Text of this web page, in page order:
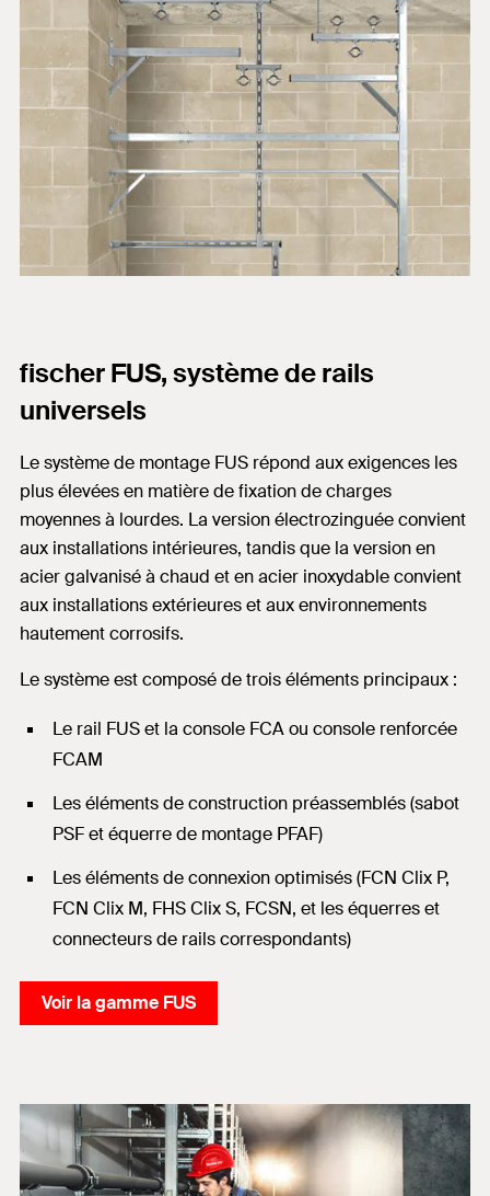
fischer FUS, système de rails
universels
Le système de montage FUS répond aux exigences les
plus élevées en matière de fixation de charges
moyennes à lourdes. La version électrozinguée convient
aux installations intérieures, tandis que la version en
acier galvanisé à chaud et en acier inoxydable convient
aux installations extérieures et aux environnements
hautement corrosifs.
Le système est composé de trois éléments principaux :
Le rail FUS et la console FCA ou console renforcée
FCAM
Les éléments de construction préassemblés (sabot
PSF et équerre de montage PFAF)
Les éléments de connexion optimisés (FCN Clix P,
FCN Clix M, FHS Clix S, FCSN, et les équerres et
connecteurs de rails correspondants)
Voir la gamme FUS